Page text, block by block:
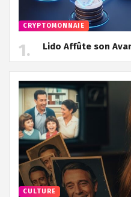
CRYPTOMONNAIE
Lido Affûte son
CULTURE